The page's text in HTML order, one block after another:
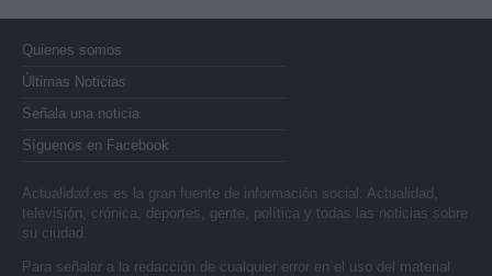
Quienes somos
Últimas Noticias
Señala una noticia
Síguenos en Facebook
Actualidad.es es la gran fuente de información social. Actualidad,
televisión, crónica, deportes, gente, política y todas las noticias sobre
su ciudad.
Para señalar a la redacción de cualquier error en el uso del material